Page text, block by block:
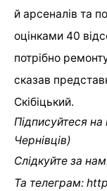
й арсеналів та
оцінками 40
потрібно
сказав
Скібіцький.
Підписуйтеся
Чернівців)
Слідкуйте за
Та телеграм: